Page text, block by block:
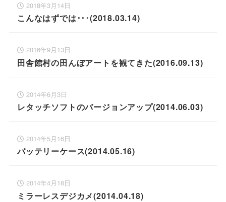
2018年3月14日
こんなはずでは･･･(2018.03.14)
2016年9月13日
田舎館村の田んぼアートを観てきた(2016.09.13)
2014年6月3日
レタッチソフトのバージョンアップ(2014.06.03)
2014年5月16日
バッテリーケース(2014.05.16)
2014年4月18日
ミラーレスデジカメ(2014.04.18)